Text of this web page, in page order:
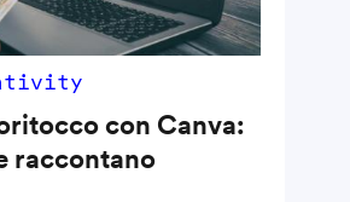
con Canva:
raccontano